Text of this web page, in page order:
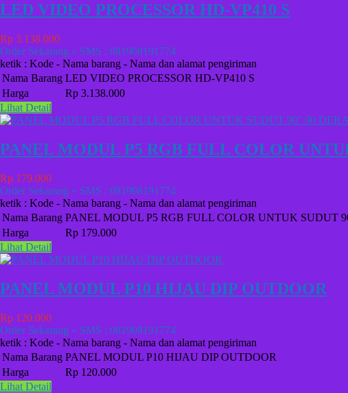
LED VIDEO PROCESSOR HD-VP410 S
Rp 3.138.000
Order Sekarang » SMS : 081908191774
ketik : Kode - Nama barang - Nama dan alamat pengiriman
Nama Barang LED VIDEO PROCESSOR HD-VP410 S
Harga
Rp 3.138.000
Lihat Detail
PANEL MODUL P5 RGB FULL COLOR
Rp 179.000
Order Sekarang » SMS : 081908191774
ketik : Kode - Nama barang - Nama dan alamat pengiriman
Nama Barang PANEL MODUL P5 RGB FULL COLOR UNTUK SUDUT
Harga
Rp 179.000
Lihat Detail
PANEL MODUL P10 HIJAU DIP OUTDOOR
Rp 120.000
Order Sekarang » SMS : 081908191774
ketik : Kode - Nama barang - Nama dan alamat pengiriman
Nama Barang PANEL MODUL P10 HIJAU DIP OUTDOOR
Harga
Rp 120.000
Lihat Detail